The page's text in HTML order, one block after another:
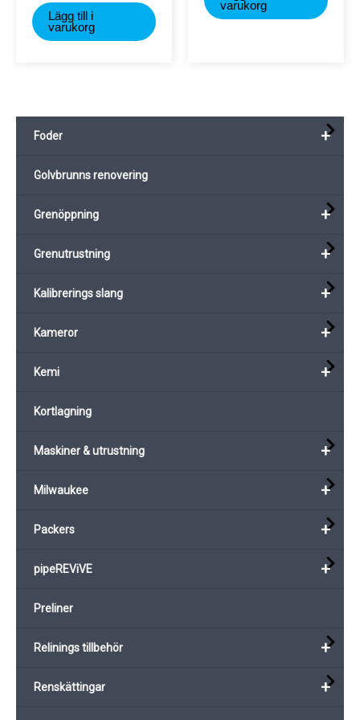
Lägg till i
varukorg
varukorg
+
Foder
Golvbrunns renovering
+
Grenöppning
+
Grenutrustning
+
Kalibrerings slang
+
Kameror
+
Kemi
Kortlagning
+
Maskiner & utrustning
+
Milwaukee
+
Packers
+
pipeREViVE
Preliner
+
Relinings tillbehör
+
Renskättingar